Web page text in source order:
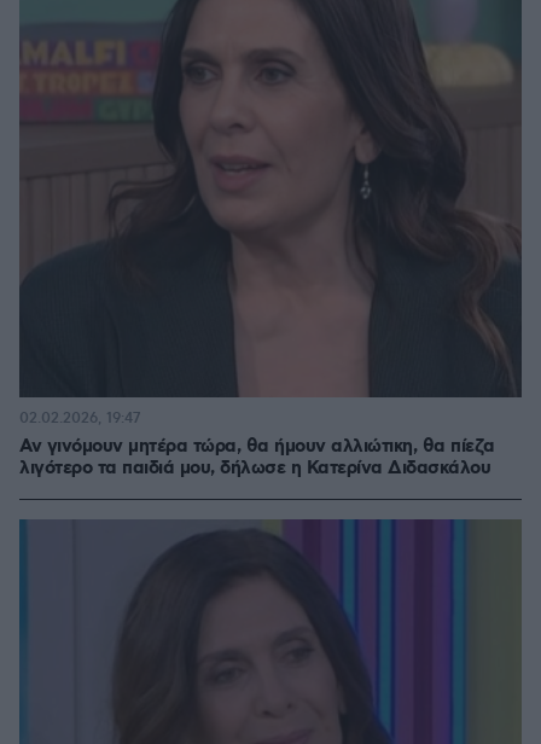
Αν γινόμουν μητέρα τώρα, θα ήμουν αλλιώτικη, θα πίεζα
λιγότερο τα παιδιά μου, δήλωσε η Κατερίνα Διδασκάλου
02.02.2026, 19:47